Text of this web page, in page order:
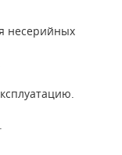
несерийных